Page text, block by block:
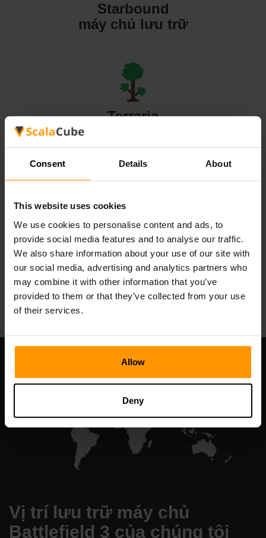
Consent Details About
This website uses cookies
We use cookies to personalise content and ads, to
provide social media features and to analyse our traffic.
We also share information about your use of our site with
our social media, advertising and analytics partners who
may combine it with other information that you’ve
provided to them or that they’ve collected from your use
of their services.
Allow
Deny
Starbound
máy chủ lưu trữ
Terraria
máy chủ lưu trữ
Valheim
máy chủ lưu trữ
All Games
Vị trí lưu trữ máy chủ
Battlefield 3 của chúng tôi